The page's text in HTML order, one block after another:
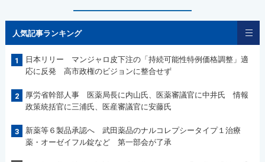
人気記事ランキング
1
日本リリー マンジャロ皮下注の「持続可能性特例価格調整」適
応に反発 高市政権のビジョンに整合せず
2
厚労省幹部人事 医薬局長に内山氏、医薬審議官に中井氏 情報
政策統括官に三浦氏、医産審議官に安藤氏
3
新薬等６製品承認へ 武田薬品のナルコレプシータイプ１治療
薬・オーゼイフル錠など 第一部会が了承